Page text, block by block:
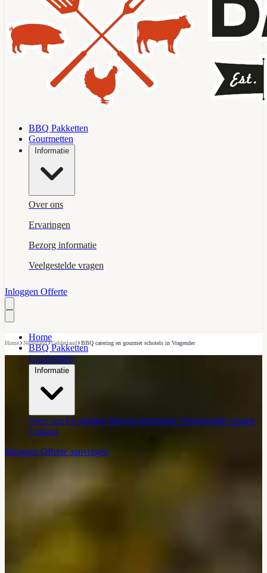
BBQ Pakketten
Gourmetten
Informatie
Over ons
Ervaringen
Bezorg informatie
Veelgestelde vragen
Inloggen Offerte
Home
BBQ Pakketten
Gourmetten
Informatie
Over ons Ervaringen Bezorg informatie Veelgestelde vragen
Contact
Inloggen Offerte aanvragen
Home›Nederland›Gelderland›BBQ catering en gourmet schotels in Vragender